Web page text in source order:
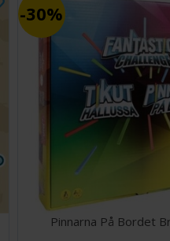
30%
Pinnarna På Bordet